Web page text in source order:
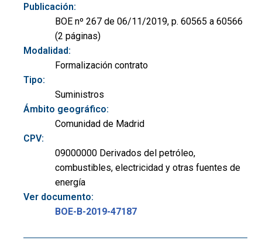
Publicación:
BOE nº 267 de 06/11/2019, p. 60565 a 60566
(2 páginas)
Modalidad:
Formalización contrato
Tipo:
Suministros
Ámbito geográfico:
Comunidad de Madrid
CPV:
09000000 Derivados del petróleo,
combustibles, electricidad y otras fuentes de
energía
Ver documento:
BOE-B-2019-47187